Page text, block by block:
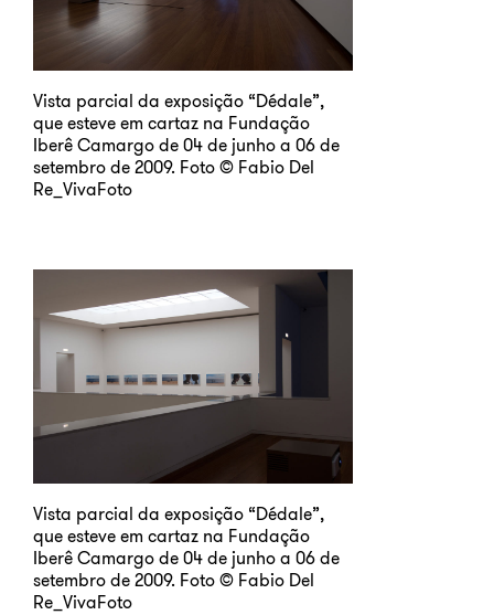
Vista parcial da exposição “Dédale”,
que esteve em cartaz na Fundação
Iberê Camargo de 04 de junho a 06 de
setembro de 2009. Foto © Fabio Del
Re_VivaFoto
Vista parcial da exposição “Dédale”,
que esteve em cartaz na Fundação
Iberê Camargo de 04 de junho a 06 de
setembro de 2009. Foto © Fabio Del
Re_VivaFoto